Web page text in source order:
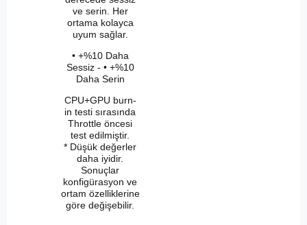
ve serin. Her
ortama kolayca
uyum sağlar.
• +%10 Daha
Sessiz - • +%10
Daha Serin
CPU+GPU burn-
in testi sırasında
Throttle öncesi
test edilmiştir.
* Düşük değerler
daha iyidir.
Sonuçlar
konfigürasyon ve
ortam özelliklerine
göre değişebilir.